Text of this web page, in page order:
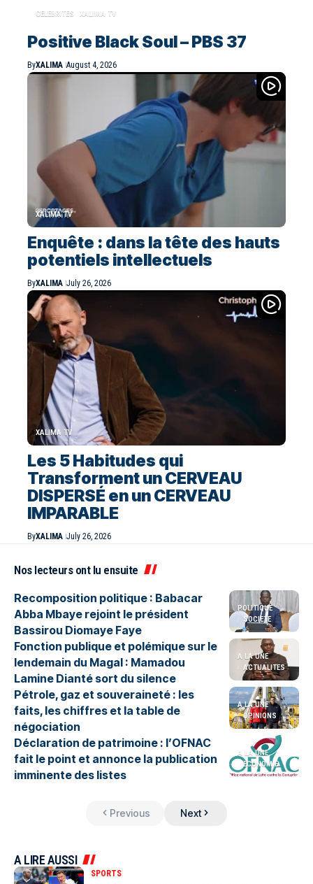
CELEBRITES XALIMA TV
Positive Black Soul – PBS 37
ByXALIMA August 4, 2026
XALIMA TV
Enquête : dans la tête des hauts
potentiels intellectuels
ByXALIMA July 26, 2026
XALIMA TV
Les 5 Habitudes qui
Transforment un CERVEAU
DISPERSÉ en un CERVEAU
IMPARABLE
ByXALIMA July 26, 2026
Nos lecteurs ont lu ensuite
POLITIQUE
SOCIETE
Recomposition politique : Babacar
Abba Mbaye rejoint le président
Bassirou Diomaye Faye
A LA UNE
ACTUALITES
Fonction publique et polémique sur le
lendemain du Magal : Mamadou
Lamine Dianté sort du silence
A LA UNE
OPINIONS
Pétrole, gaz et souveraineté : les
faits, les chiffres et la table de
négociation
A LA UNE
ÉCONOMIE
Déclaration de patrimoine : l’OFNAC
fait le point et annonce la publication
imminente des listes
Previous Next
A LIRE AUSSI
SPORTS